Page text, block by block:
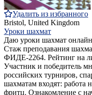
Удалить из избранного
Bristol, United Kingdom
Уроки шахмат
Даю уроки шахмат
Стаж преподавания
ФИДЕ-2264. Рейтинг на
Участник и победитель
российских турниров,
шахматам входят: работа
фритц. Ознакомление с